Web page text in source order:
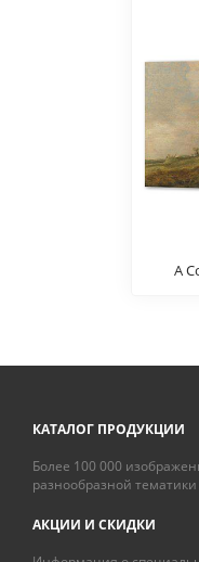
A
КАТАЛОГ ПРОДУКЦИИ
Более 100 000
разнообразной тематики
АКЦИИ И СКИДКИ